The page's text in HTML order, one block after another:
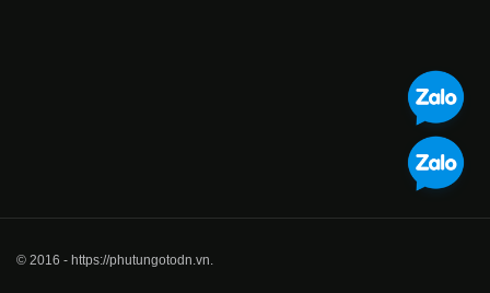
© 2016 - https://phutungotodn.vn.